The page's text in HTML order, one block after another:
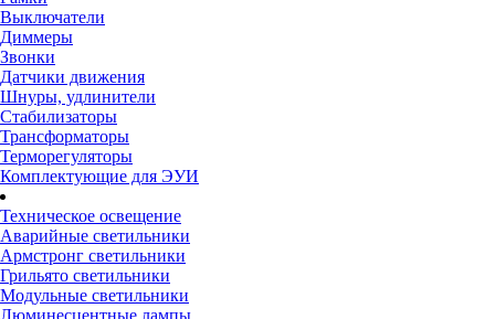
Выключатели
Диммеры
Звонки
Датчики движения
Шнуры, удлинители
Стабилизаторы
Трансформаторы
Терморегуляторы
Комплектующие для ЭУИ
Техническое освещение
Аварийные светильники
Армстронг светильники
Грильято светильники
Модульные светильники
Люминесцентные лампы